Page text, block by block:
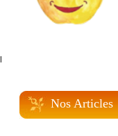
Nos Articles